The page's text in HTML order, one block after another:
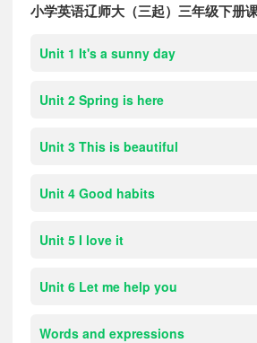
小学英语辽师大（三起）三年级下册
Unit 1 It's a sunny day
Unit 2 Spring is here
Unit 3 This is beautiful
Unit 4 Good habits
Unit 5 I love it
Unit 6 Let me help you
Words and expressions